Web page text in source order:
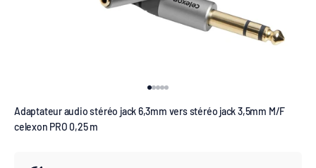
Adaptateur audio stéréo jack 6,3mm vers stéréo jack 3,5mm M/F
celexon PRO 0,25 m